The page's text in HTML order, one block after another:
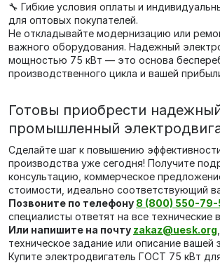
🔧 Гибкие условия оплаты и
для оптовых покупателей.
Не откладывайте модернизацию или
важного оборудования. Надежный
мощностью 75 кВт — это основа
производственного цикла и вашей
Готовы приобрести
промышленный
Сделайте шаг к повышению
производства уже сегодня! Получите
консультацию, коммерческое
стоимости, идеально соответствующий
Позвоните по телефону 8 (800) 550-79-
специалисты ответят на все технические
Или напишите на почту zakaz@uesk.org
техническое задание или описание вашей
Купите электродвигатель ГОСТ 75 кВт